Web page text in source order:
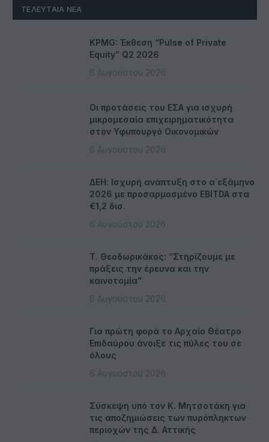
ΤΕΛΕΥΤΑΊΑ ΝΈΑ
KPMG: Έκθεση “Pulse of Private
Equity” Q2 2026
6 Αυγούστου 2026
Οι προτάσεις του ΕΣΑ για ισχυρή
μικρομεσαία επιχειρηματικότητα
στον Υφυπουργό Οικονομικών
6 Αυγούστου 2026
ΔΕΗ: Ισχυρή ανάπτυξη στο α΄εξάμηνο
2026 με προσαρμοσμένο EBITDA στα
€1,2 δισ.
6 Αυγούστου 2026
Τ. Θεοδωρικάκος: “Στηρίζουμε με
πράξεις την έρευνα και την
καινοτομία”
6 Αυγούστου 2026
Για πρώτη φορά το Αρχαίο Θέατρο
Επιδαύρου άνοιξε τις πύλες του σε
όλους
6 Αυγούστου 2026
Σύσκεψη υπό τον Κ. Μητσοτάκη για
τις αποζημιώσεις των πυρόπληκτων
περιοχών της Δ. Αττικής